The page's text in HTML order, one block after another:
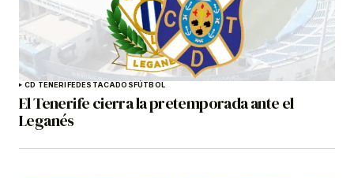
CD TENERIFEDESTACADOSFÚTBOL
El Tenerife cierra la pretemporada ante el
Leganés